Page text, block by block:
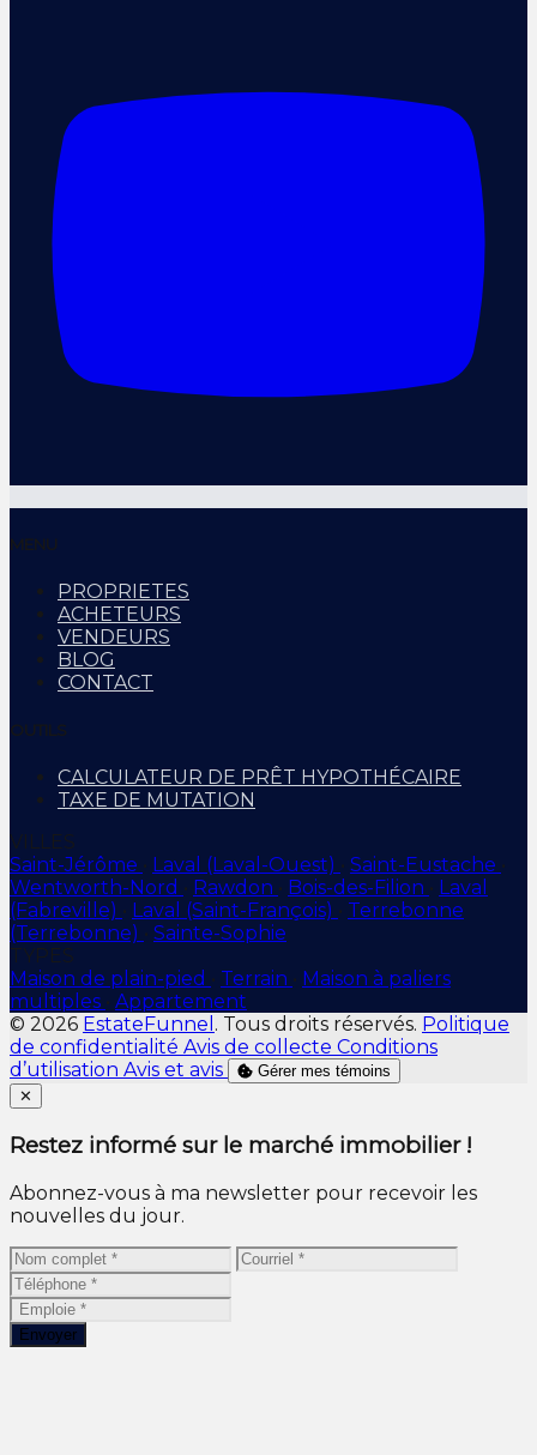
MENU
PROPRIETES
ACHETEURS
VENDEURS
BLOG
CONTACT
OUTILS
CALCULATEUR DE PRÊT HYPOTHÉCAIRE
TAXE DE MUTATION
VILLES
Saint-Jérôme • Laval (Laval-Ouest) • Saint-Eustache •
Wentworth-Nord • Rawdon • Bois-des-Filion • Laval
(Fabreville) • Laval (Saint-François) • Terrebonne
(Terrebonne) • Sainte-Sophie
TYPES
Maison de plain-pied • Terrain • Maison à paliers
multiples • Appartement
© 2026 EstateFunnel . Tous droits réservés. Politique
de confidentialité Avis de collecte Conditions
d’utilisation Avis et avis
Gérer mes témoins
Close
✕
Restez informé sur le marché immobilier !
Abonnez-vous à ma newsletter pour recevoir les
nouvelles du jour.
Envoyer